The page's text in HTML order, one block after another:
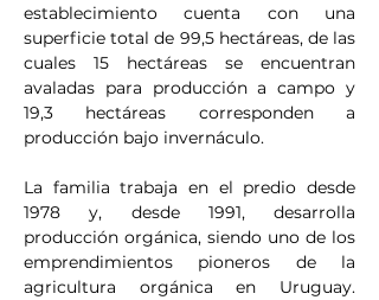
establecimiento cuenta con una
superficie total de 99,5 hectáreas, de las
cuales 15 hectáreas se encuentran
avaladas para producción a campo y
19,3 hectáreas corresponden a
producción bajo invernáculo.
La familia trabaja en el predio desde
1978 y, desde 1991, desarrolla
producción orgánica, siendo uno de los
emprendimientos pioneros de la
agricultura orgánica en Uruguay.